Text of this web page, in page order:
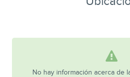
No hay información acerca de